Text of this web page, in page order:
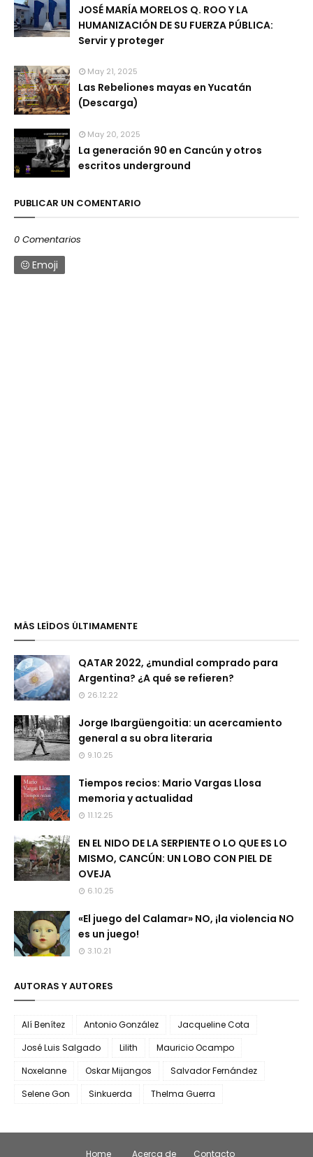
JOSÉ MARÍA MORELOS Q. ROO Y LA
HUMANIZACIÓN DE SU FUERZA PÚBLICA:
Servir y proteger
May 21, 2025
Las Rebeliones mayas en Yucatán
(Descarga)
May 20, 2025
La generación 90 en Cancún y otros
escritos underground
PUBLICAR UN COMENTARIO
0 Comentarios
Emoji
MÁS LEÍDOS ÚLTIMAMENTE
QATAR 2022, ¿mundial comprado para
Argentina? ¿A qué se refieren?
26.12.22
Jorge Ibargüengoitia: un acercamiento
general a su obra literaria
9.10.25
Tiempos recios: Mario Vargas Llosa
memoria y actualidad
11.12.25
EN EL NIDO DE LA SERPIENTE O LO QUE ES LO
MISMO, CANCÚN: UN LOBO CON PIEL DE
OVEJA
6.10.25
«El juego del Calamar» NO, ¡la violencia NO
es un juego!
3.10.21
AUTORAS Y AUTORES
Alí Benítez Antonio González
Jacqueline Cota
José Luis Salgado
Lilith
Mauricio Ocampo
Noxelanne
Oskar Mijangos
Salvador Fernández
Selene Gon
Sinkuerda Thelma Guerra
Home Acerca de Contacto